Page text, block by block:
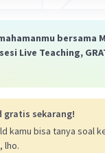
yang buruk.
gelar) adalah
Hujurat: 11)
·0.0(0) Balas
bersama
Live Teaching,
gratis sekarang!
kamu bisa tanya soal
lho.